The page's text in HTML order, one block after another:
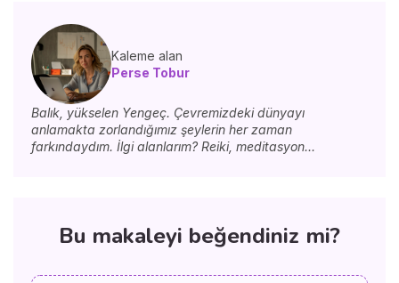
Kaleme alan
Perse Tobur
Balık, yükselen Yengeç. Çevremizdeki dünyayı
anlamakta zorlandığımız şeylerin her zaman
farkındaydım. İlgi alanlarım? Reiki, meditasyon...
Bu makaleyi beğendiniz mi?